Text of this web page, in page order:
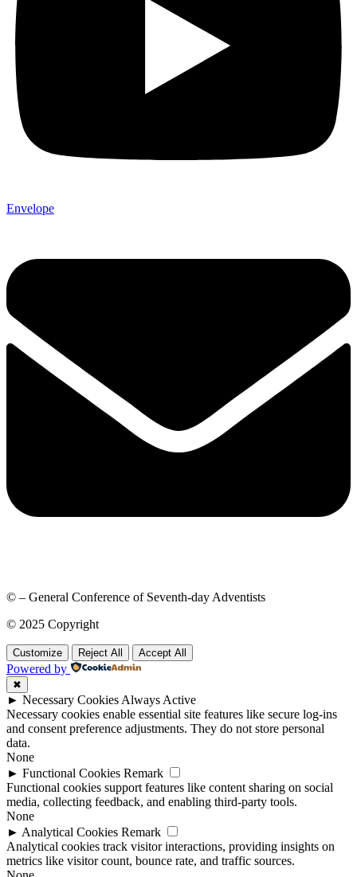
Envelope
© – General Conference of Seventh-day Adventists
© 2025 Copyright
Customize Reject All Accept All
Powered by
✖
► Necessary CookiesAlways Active
Necessary cookies enable essential site features like secure log-ins
and consent preference adjustments. They do not store personal
data.
None
► Functional Cookies Remark
Functional cookies support features like content sharing on social
media, collecting feedback, and enabling third-party tools.
None
► Analytical Cookies Remark
Analytical cookies track visitor interactions, providing insights on
metrics like visitor count, bounce rate, and traffic sources.